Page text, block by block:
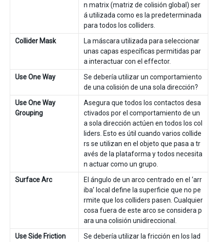
n matrix (matriz de colisión global) ser
á utilizada como es la predeterminada
para todos los colliders.
Collider Mask
La máscara utilizada para seleccionar
unas capas específicas permitidas par
a interactuar con el effector.
Use One Way
Se debería utilizar un comportamiento
de una colisión de una sola dirección?
Use One Way
Grouping
Asegura que todos los contactos desa
ctivados por el comportamiento de un
a sola dirección actúen en todos los col
liders. Esto es útil cuando varios collide
rs se utilizan en el objeto que pasa a tr
avés de la plataforma y todos necesita
n actuar como un grupo.
Surface Arc
El ángulo de un arco centrado en el ‘arr
iba’ local define la superficie que no pe
rmite que los colliders pasen. Cualquier
cosa fuera de este arco se considera p
ara una colisión unidireccional.
Use Side Friction
Se debería utilizar la fricción en los lad